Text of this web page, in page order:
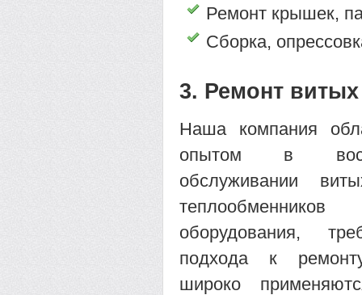
Ремонт крышек,
Сборка,
3. Ремонт
Наша компания
опытом в
обслуживании
оборудования,
подхода к
широко